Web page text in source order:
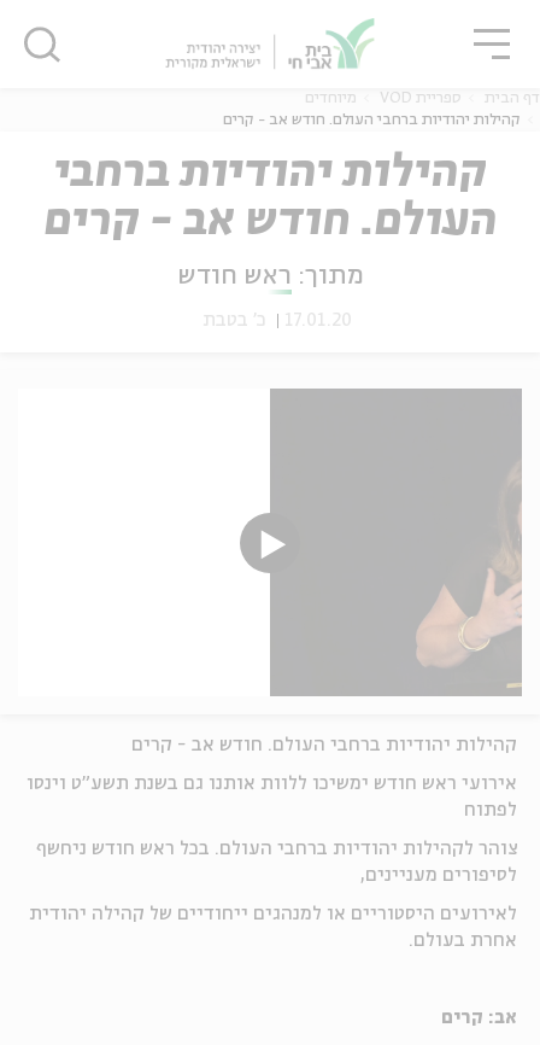
אנגלית
דף הבית ספריית VOD
מיוחדים
קהילות יהודיות ברחבי העולם. חודש אב - קרים
קהילות יהודיות ברחבי
העולם. חודש אב - קרים
מתוך: ראש חודש
17.01.20 כ' בטבת
קהילות יהודיות ברחבי העולם. חודש אב - קרים
אירועי ראש חודש ימשיכו ללוות אותנו גם בשנת תשע"ט וינסו
לפתוח
צוהר לקהילות יהודיות ברחבי העולם. בכל ראש חודש ניחשף
לסיפורים מעניינים,
לאירועים היסטוריים או למנהגים ייחודיים של קהילה יהודית
אחרת בעולם.
אב: קרים
סגור